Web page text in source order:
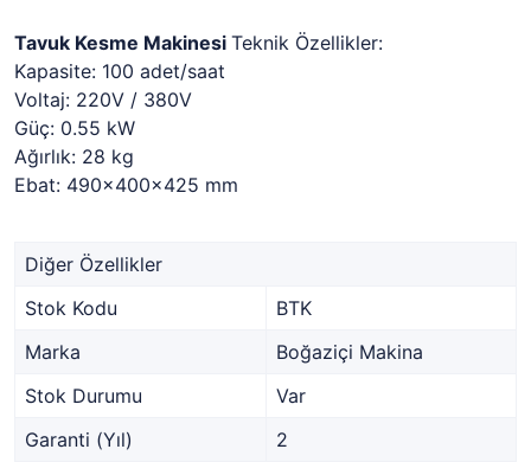
Tavuk Kesme Makinesi Teknik Özellikler:
Kapasite: 100 adet/saat
Voltaj: 220V / 380V
Güç: 0.55 kW
Ağırlık: 28 kg
Ebat: 490x400x425 mm
Diğer Özellikler
Stok Kodu
BTK
Marka
Boğaziçi Makina
Stok Durumu
Var
Garanti (Yıl)
2